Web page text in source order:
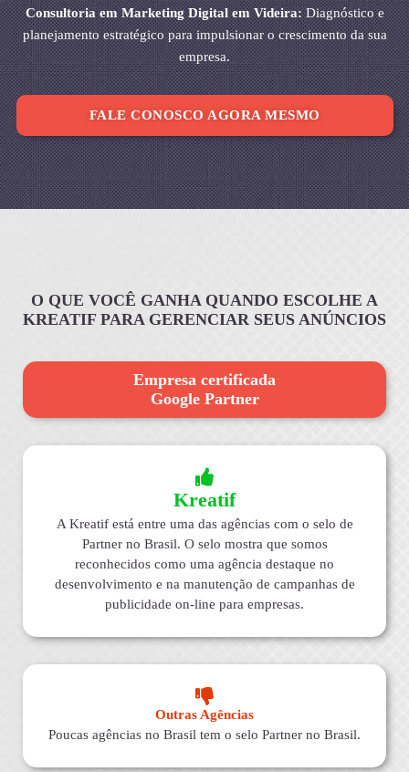
Consultoria em Marketing Digital em Videira:Diagnóstico e
planejamento estratégico para impulsionar o crescimento da sua
empresa.
FALE CONOSCO AGORA MESMO
O QUE VOCÊ GANHA QUANDO ESCOLHE A
KREATIF PARA GERENCIAR SEUS ANÚNCIOS
Empresa certificada
Google Partner
Kreatif
A Kreatif está entre uma das agências com o selo de
Partner no Brasil. O selo mostra que somos
reconhecidos como uma agência destaque no
desenvolvimento e na manutenção de campanhas de
publicidade on-line para empresas.
Outras Agências
Poucas agências no Brasil tem o selo Partner no Brasil.